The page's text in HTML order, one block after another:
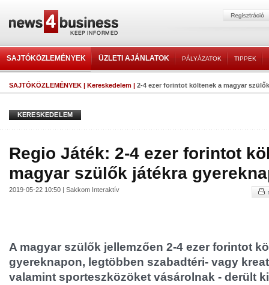
SAJTÓKÖZLEMÉNYEK ÜZLETI AJÁNLATOK PÁLYÁZATOK TIPPEK
SAJTÓKÖZLEMÉNYEK | Kereskedelem | 2-4 ezer forintot költenek a magyar
KERESKEDELEM
Regio Játék: 2-4 ezer forintot
magyar szülők játékra
2019-05-22 10:50 | Sakkom Interaktív
A magyar szülők jellemzően 2-4 ezer forintot
gyereknapon, legtöbben szabadtéri- vagy
valamint sporteszközöket vásárolnak - derült